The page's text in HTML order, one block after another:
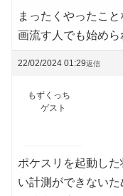
まったくやったこ
画流す人でも始め
22/02/2024 01:29返信
もずくっち
ゲスト
ポケスリを起動し
い計測ができない